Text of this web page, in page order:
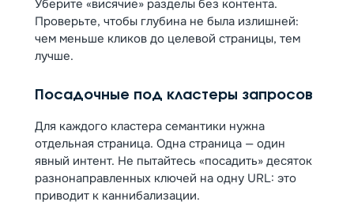
Уберите «висячие» разделы без контента.
Проверьте, чтобы глубина не была излишней:
чем меньше кликов до целевой страницы, тем
лучше.
Посадочные под кластеры запросов
Для каждого кластера семантики нужна
отдельная страница. Одна страница — один
явный интент. Не пытайтесь «посадить» десяток
разнонаправленных ключей на одну URL: это
приводит к каннибализации.